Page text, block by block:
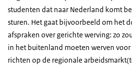
studenten dat naar Nederland komt
sturen. Het gaat bijvoorbeeld om het
afspraken over gerichte werving: zo
in het buitenland moeten werven
richten op de regionale